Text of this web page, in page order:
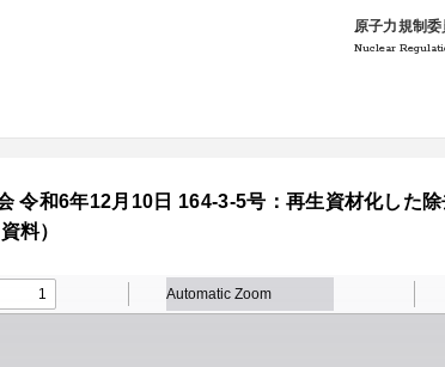
原子力規制
Nuclear
令和6年12月10日 164-3-5号：再生資材化した
料）